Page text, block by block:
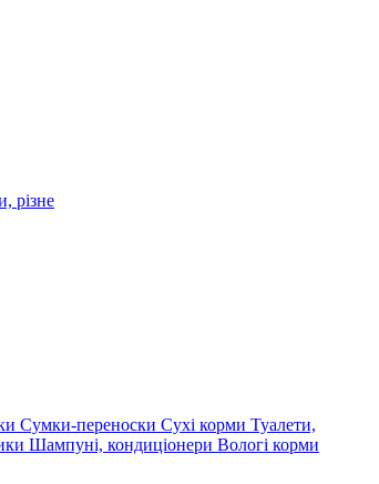
різне
Сумки-переноски Сухі корми Туалети,
Шампуні, кондиціонери Вологі корми